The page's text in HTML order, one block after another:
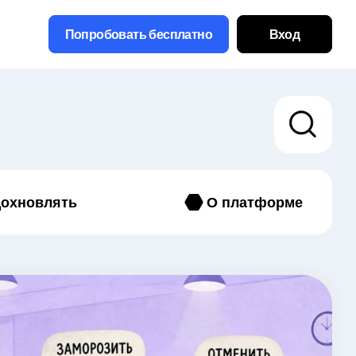
Попробовать бесплатно Вход
О платформе